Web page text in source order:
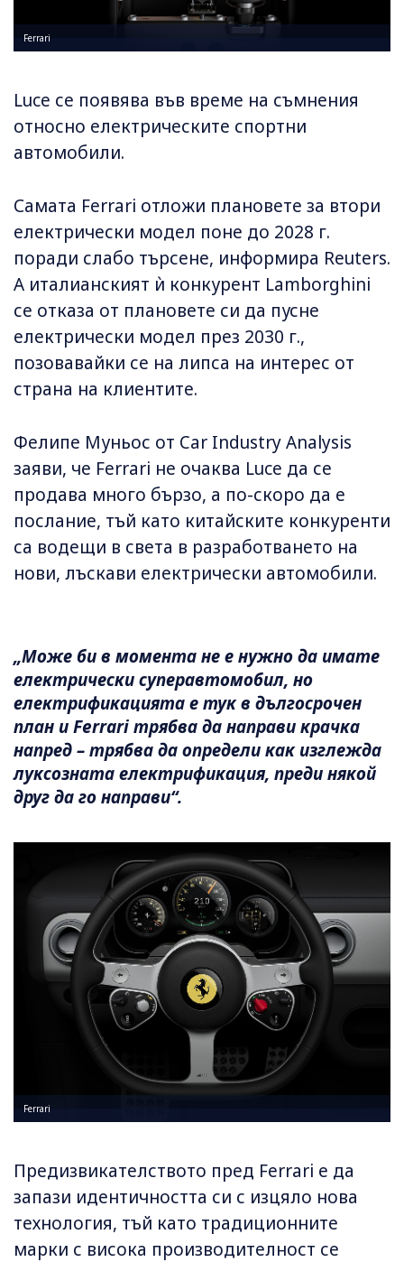
Ferrari
Luce се появява във време на съмнения
относно електрическите спортни
автомобили.
Самата Ferrari отложи плановете за втори
електрически модел поне до 2028 г.
поради слабо търсене, информира Reuters.
А италианският ѝ конкурент Lamborghini
се отказа от плановете си да пусне
електрически модел през 2030 г.,
позовавайки се на липса на интерес от
страна на клиентите.
Фелипе Муньос от Car Industry Analysis
заяви, че Ferrari не очаква Luce да се
продава много бързо, а по-скоро да е
послание, тъй като китайските конкуренти
са водещи в света в разработването на
нови, лъскави електрически автомобили.
„Може би в момента не е нужно да имате
електрически суперавтомобил, но
електрификацията е тук в дългосрочен
план и Ferrari трябва да направи крачка
напред – трябва да определи как изглежда
луксозната електрификация, преди някой
друг да го направи“.
Ferrari
Предизвикателството пред Ferrari е да
запази идентичността си с изцяло нова
технология, тъй като традиционните
марки с висока производителност се